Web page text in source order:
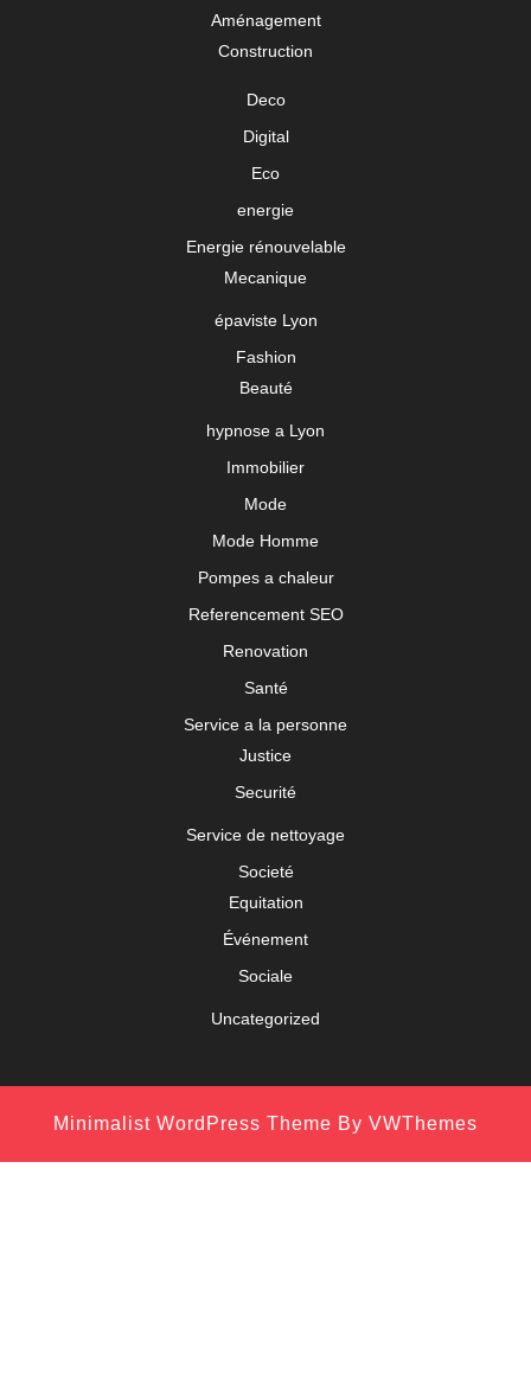
Aménagement
Construction
Deco
Digital
Eco
energie
Energie rénouvelable
Mecanique
épaviste Lyon
Fashion
Beauté
hypnose a Lyon
Immobilier
Mode
Mode Homme
Pompes a chaleur
Referencement SEO
Renovation
Santé
Service a la personne
Justice
Securité
Service de nettoyage
Societé
Equitation
Événement
Sociale
Uncategorized
Minimalist WordPress Theme By VWThemes